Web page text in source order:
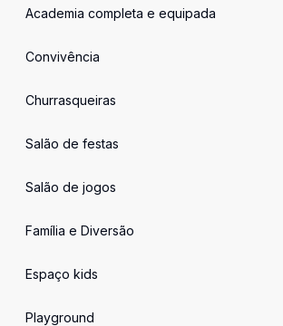
Academia completa e equipada
Convivência
Churrasqueiras
Salão de festas
Salão de jogos
Família e Diversão
Espaço kids
Playground